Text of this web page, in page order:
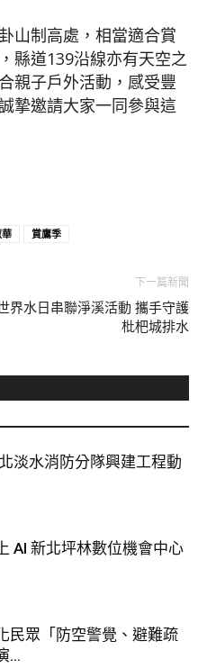
山制高處，相當適合賞
縣道139沿線亦有天空之
親子戶外活動，感受豐
摯邀請大家一同參與這
賞鷹季
下一篇新聞
界水日串聯淨溪活動 攜手守護
枇杷城排水
淡水消防分隊興建工程動
AI 新北坪林數位機會中心
民眾「防空警覺、避難疏
...